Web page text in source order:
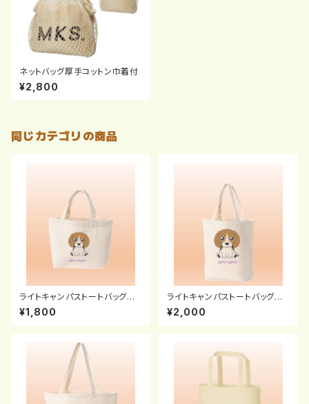
ネットバッグ厚手コットン巾着付
¥2,800
同じカテゴリの商品
ライトキャンパストートバッグ
（Ｓ）
¥1,800
ライトキャンパストートバッグ
（Ｍ）
¥2,000